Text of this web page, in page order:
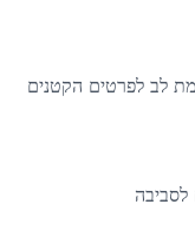
לב לפרטים הקטנים
לסביבה